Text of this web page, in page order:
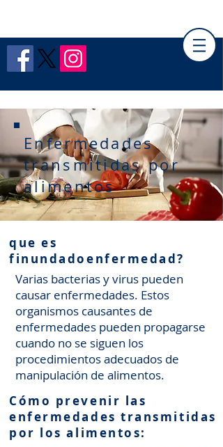
Enfermedades
transmitidas por
alimentos
que es
finundadoenfermedad?
Varias bacterias y virus pueden
causar enfermedades. Estos
organismos causantes de
enfermedades pueden propagarse
cuando no se siguen los
procedimientos adecuados de
manipulación de alimentos.
Cómo prevenir las
enfermedades transmitidas
por los alimentos: